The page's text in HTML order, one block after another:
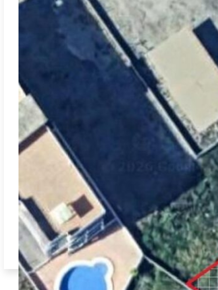
Miramar REF:T-7807
Perceel in Miramar strand op 150m van de zee met
zuidoriëntatie: exclusieve locatie voor je ideale huis.
179.000€